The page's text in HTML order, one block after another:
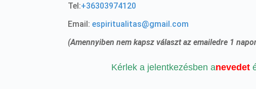
Tel:+36303974120
Email:espiritualitas@gmail.com
(Amennyiben nem kapsz választ az emailedre 1
Kérlek a jelentkezésben anevedet